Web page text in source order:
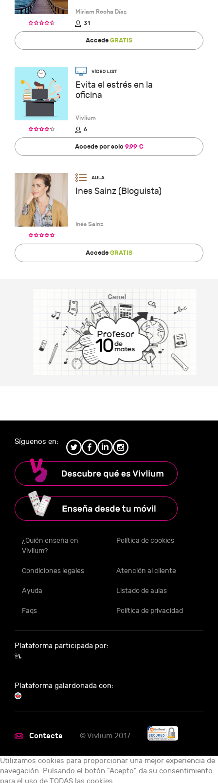
Miriam Rocha Díaz
31
AccedeGRATIS
Evita el estrés en la
oficina
Vivlium
6
Accede por solo9.99 €
Ines Sainz (Bloguista)
Inés Sainz
AccedeGRATIS
Síguenos en:
¿Quién enseña en
Vivlium?
Política de cookies
Condiciones legales Atención al cliente
Ayuda Listado de aulas
Faqs Política de privacidad
Plataforma participada por:
Plataforma galardonada con:
Contacta © Vivlium 2017
Utilizamos cookies para proporcionar una mejor experiencia de
navegación. Pulsando el botón "Acepto" da su consentimiento